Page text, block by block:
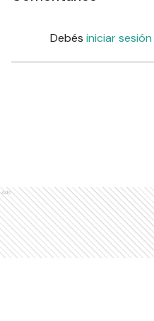
Debés iniciar sesión
Ads